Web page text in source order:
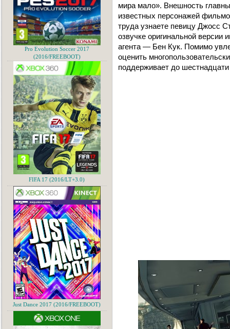
мира мало». Внешность
известных персонажей
труда узнаете певицу Джосс
озвучке оригинальной версии
агента — Бен Кук. Помимо
оценить
поддерживает до шестнадцати
Pro Evolution Soccer 2017
(2016/FREEBOOT)
FIFA 17 (2016/LT+3.0)
Just Dance 2017 (2016/FREEBOOT)